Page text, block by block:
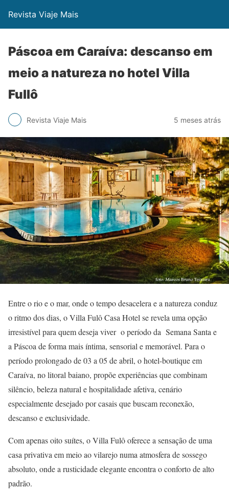
Revista Viaje Mais
Páscoa em Caraíva: descanso em
meio a natureza no hotel Villa
Fullô
Revista Viaje Mais 5 meses atrás
Entre o rio e o mar, onde o tempo desacelera e a natureza conduz
o ritmo dos dias, o Villa Fulô Casa Hotel se revela uma opção
irresistível para quem deseja viver o período da Semana Santa e
a Páscoa de forma mais íntima, sensorial e memorável. Para o
período prolongado de 03 a 05 de abril, o hotel-boutique em
Caraíva, no litoral baiano, propõe experiências que combinam
silêncio, beleza natural e hospitalidade afetiva, cenário
especialmente desejado por casais que buscam reconexão,
descanso e exclusividade.
Com apenas oito suítes, o Villa Fulô oferece a sensação de uma
casa privativa em meio ao vilarejo numa atmosfera de sossego
absoluto, onde a rusticidade elegante encontra o conforto de alto
padrão.